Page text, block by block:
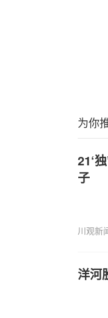
为你
21‘
子
川观新
洋河